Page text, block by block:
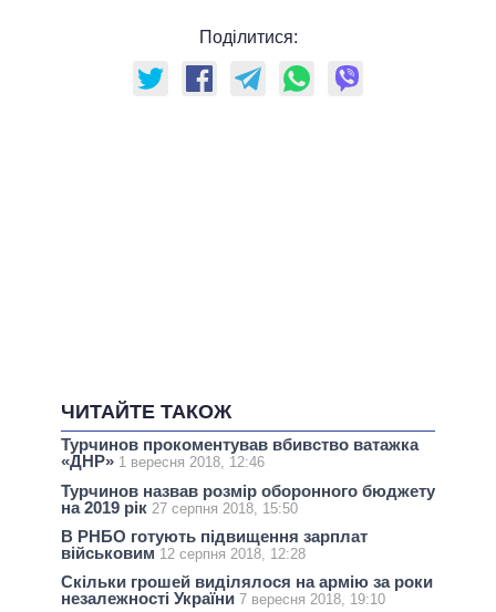
Поділитися:
ЧИТАЙТЕ ТАКОЖ
Турчинов прокоментував вбивство ватажка
«ДНР» 1 вересня 2018, 12:46
Турчинов назвав розмір оборонного бюджету
на 2019 рік 27 серпня 2018, 15:50
В РНБО готують підвищення зарплат
військовим 12 серпня 2018, 12:28
Скільки грошей виділялося на армію за роки
незалежності України 7 вересня 2018, 19:10